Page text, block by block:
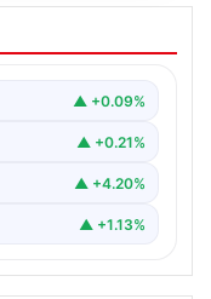
terfi etti
▲ +0.09%
▲ +0.21%
▲ +4.20%
▲ +1.13%